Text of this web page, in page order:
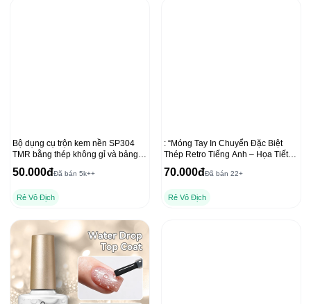
Bộ dụng cụ trộn kem nền SP304
TMR bằng thép không gỉ và bảng
trộn acrylic cho lớp nền mịn
50.000đĐã bán 5k++
Rẻ Vô Địch
: “Móng Tay In Chuyển Đặc Biệt
Thép Retro Tiếng Anh – Họa Tiết
Sáng Tạo”
70.000đĐã bán 22+
Rẻ Vô Địch